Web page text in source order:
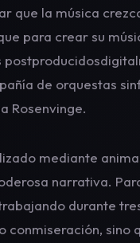
que la música
para crear su
de orquestas
Rosenvinge.
mediante
narrativa.
durante tres
sino